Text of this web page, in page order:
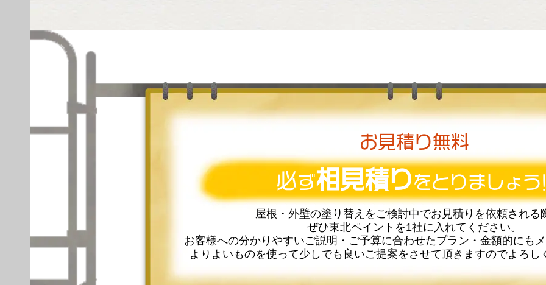
お見積り無料
必ず相見積りをとりましょ
屋根・外壁の塗り替えをご検討中でお見積りを依頼される
ぜひ東北ペイントを1社に入れてください。
お客様への分かりやすいご説明・ご予算に合わせたプラン・金額的にも
よりよいものを使って少しでも良いご提案をさせて頂きますのでよろし